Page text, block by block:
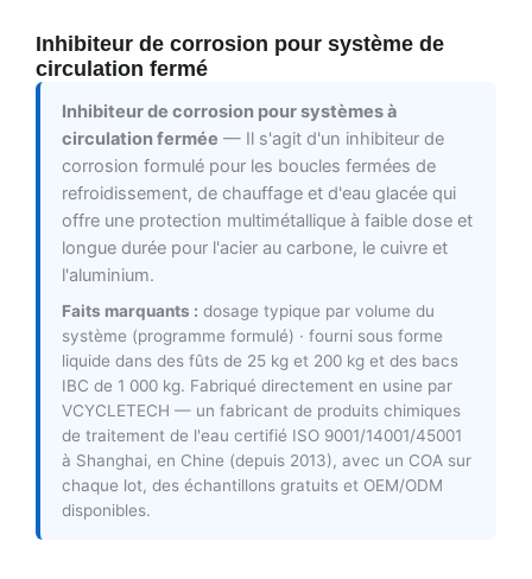
Inhibiteur de corrosion pour système de
circulation fermé
Inhibiteur de corrosion pour systèmes à
circulation fermée — Il s'agit d'un inhibiteur de
corrosion formulé pour les boucles fermées de
refroidissement, de chauffage et d'eau glacée qui
offre une protection multimétallique à faible dose et
longue durée pour l'acier au carbone, le cuivre et
l'aluminium.
Faits marquants : dosage typique par volume du
système (programme formulé) · fourni sous forme
liquide dans des fûts de 25 kg et 200 kg et des bacs
IBC de 1 000 kg. Fabriqué directement en usine par
VCYCLETECH — un fabricant de produits chimiques
de traitement de l'eau certifié ISO 9001/14001/45001
à Shanghai, en Chine (depuis 2013), avec un COA sur
chaque lot, des échantillons gratuits et OEM/ODM
disponibles.